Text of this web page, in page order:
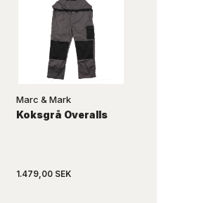
Marc & Mark
Koksgrå Overalls
1.479,00 SEK